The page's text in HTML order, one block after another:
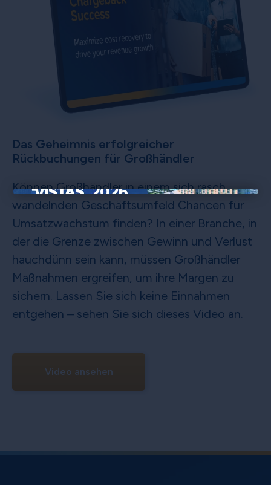
×
Das Geheimnis erfolgreicher
Rückbuchungen für Großhändler
Können Großhändler in einem sich rasch
wandelnden Geschäftsumfeld Chancen für
Umsatzwachstum finden? In einer Branche, in
der die Grenze zwischen Gewinn und Verlust
hauchdünn sein kann, müssen Großhändler
Maßnahmen ergreifen, um ihre Margen zu
sichern. Lassen Sie sich keine Einnahmen
entgehen – sehen Sie sich dieses Video an.
Video ansehen